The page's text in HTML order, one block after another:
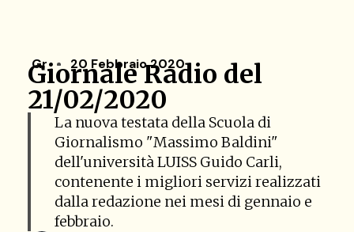
Gr 20 Febbraio 2020
Giornale Radio del
21/02/2020
La nuova testata della Scuola di
Giornalismo "Massimo Baldini"
dell'università LUISS Guido Carli,
contenente i migliori servizi realizzati
dalla redazione nei mesi di gennaio e
febbraio.